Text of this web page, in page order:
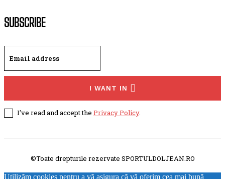
SUBSCRIBE
I WANT IN
I've read and accept the Privacy Policy.
©Toate drepturile rezervate SPORTULDOLJEAN.RO
Utilizăm cookies pentru a vă asigura că vă oferim cea mai bună